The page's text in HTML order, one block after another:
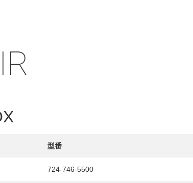
型番
724-746-5500